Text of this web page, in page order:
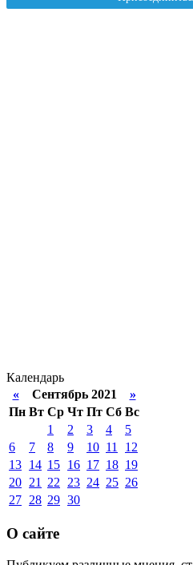
Календарь
«Сентябрь 2021 »
Пн Вт Ср Чт Пт Сб Вс
1
2 3 4
5
6
7 8 9 10 11
12
13 14 15 16 17 18 19
20 21 22 23 24 25 26
27 28 29 30
О сайте